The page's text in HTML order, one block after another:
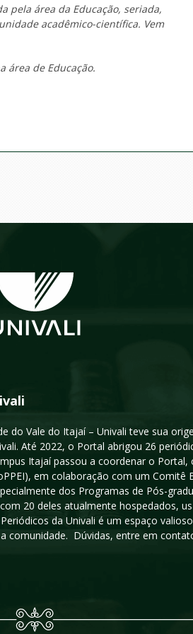
pela área da Educação, seriada,
acadêmico-científica. Vem
área de Educação.
do Vale do Itajaí – Univali teve sua
Até 2022, o Portal abrigou 26
Itajaí passou a coordenar o
em colaboração com um
dos Programas de Pós-
20 deles atualmente hospedados,
da Univali é um espaço
comunidade. Dúvidas, entre em